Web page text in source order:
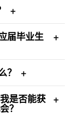
夏季 – 春季
全年
春季 – 初夏
秋季 – 春季
。
届毕业生
？
作的安排。例
混合工作模式，
是否能获
？